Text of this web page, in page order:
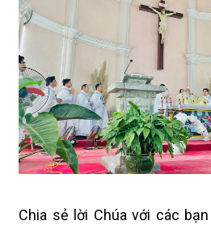
Chia sẻ lời Chúa với các